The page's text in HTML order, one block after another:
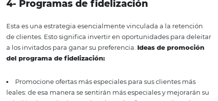
establecer socios en su región para ofrecer un viaje en
ejemplo, o tal vez un descuento en un restaurante o
cerca del hotel.
Desarrolle paquetes que destaquen los servicios
su hotel: su hotel puede ofrecer varios servicios
promocionales para promocionar estos servicios.